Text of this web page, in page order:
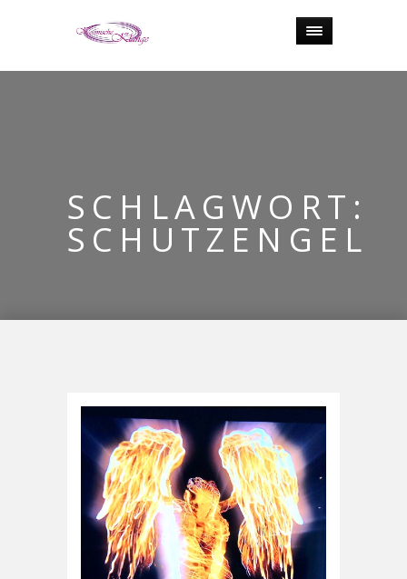
SCHLAGWORT:
SCHUTZENGEL